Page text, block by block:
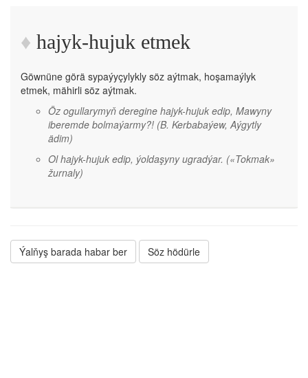
hajyk-hujuk etmek
Göwnüne görä sypaýyçylykly söz aýtmak, hoşamaýlyk
etmek, mähirli söz aýtmak.
Öz ogullarymyň deregine hajyk-hujuk edip, Mawyny
iberemde bolmaýarmy?! (B. Kerbabaýew, Aýgytly
ädim)
Ol hajyk-hujuk edip, ýoldaşyny ugradýar. («Tokmak»
žurnaly)
Ýalňyş barada habar ber Söz hödürle